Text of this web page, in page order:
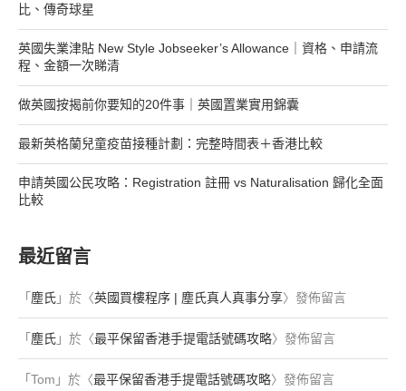
比、傳奇球星
英國失業津貼 New Style Jobseeker’s Allowance｜資格、申請流
程、金額一次睇清
做英國按揭前你要知的20件事｜英國置業實用錦囊
最新英格蘭兒童疫苗接種計劃：完整時間表＋香港比較
申請英國公民攻略：Registration 註冊 vs Naturalisation 歸化全面
比較
最近留言
「 塵氏 」於〈英國買樓程序 | 塵氏真人真事分享〉發佈留言
「 塵氏 」於〈最平保留香港手提電話號碼攻略〉發佈留言
「 Tom 」於〈最平保留香港手提電話號碼攻略〉發佈留言